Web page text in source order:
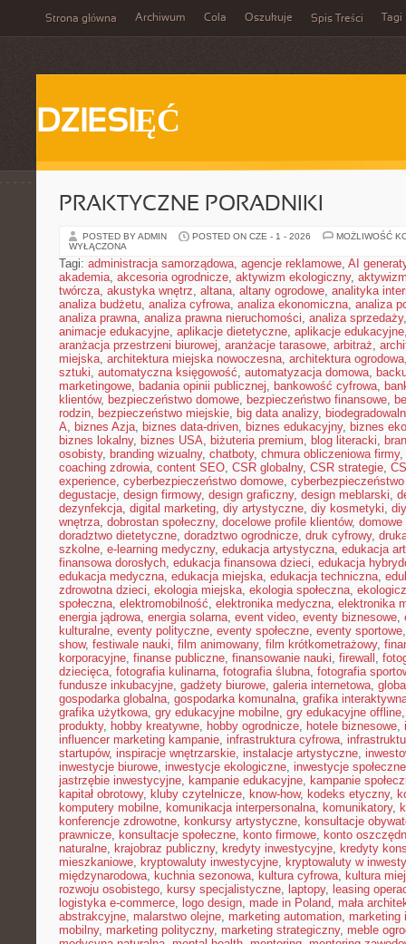
Strona główna Archiwum Cola Oszukuje Spis Treści Tagi
DZIESIĘĆ
PRAKTYCZNE PORADNIKI
POSTED BY ADMIN POSTED ON CZE - 1 - 2026
MOŻLIWOŚĆ
WYŁĄCZONA
Tagi: administracja samorządowa, agencje reklamowe, AI
akademia, akcesoria ogrodnicze, aktywizm ekologiczny,
twórcza, akustyka wnętrz, altana, altany ogrodowe, analityka
analiza budżetu, analiza cyfrowa, analiza ekonomiczna, analiza
analiza prawna, analiza prawna nieruchomości, analiza sprzedaży
animacje edukacyjne, aplikacje dietetyczne, aplikacje edukacyjne
aranżacja przestrzeni biurowej, aranżacje tarasowe, arbitraż,
miejska, architektura miejska nowoczesna, architektura ogrodowa
sztuki, automatyczna księgowość, automatyzacja domowa,
marketingowe, badania opinii publicznej, bankowość cyfrowa,
klientów, bezpieczeństwo domowe, bezpieczeństwo finansowe,
rodzin, bezpieczeństwo miejskie, big data analizy,
A, biznes Azja, biznes data-driven, biznes edukacyjny, biznes
biznes lokalny, biznes USA, biżuteria premium, blog literacki,
osobisty, branding wizualny, chatboty, chmura obliczeniowa firmy,
coaching zdrowia, content SEO, CSR globalny, CSR strategie,
experience, cyberbezpieczeństwo domowe,
degustacje, design firmowy, design graficzny, design meblarski,
dezynfekcja, digital marketing, diy artystyczne, diy kosmetyki,
wnętrza, dobrostan społeczny, docelowe profile klientów,
doradztwo dietetyczne, doradztwo ogrodnicze, druk cyfrowy,
szkolne, e-learning medyczny, edukacja artystyczna, edukacja
finansowa dorosłych, edukacja finansowa dzieci, edukacja
edukacja medyczna, edukacja miejska, edukacja techniczna,
zdrowotna dzieci, ekologia miejska, ekologia społeczna,
społeczna, elektromobilność, elektronika medyczna, elektronika
energia jądrowa, energia solarna, event video, eventy biznesowe,
kulturalne, eventy polityczne, eventy społeczne, eventy sportowe
show, festiwale nauki, film animowany, film krótkometrażowy,
korporacyjne, finanse publiczne, finansowanie nauki, firewall ,
dziecięca, fotografia kulinarna, fotografia ślubna, fotografia
fundusze inkubacyjne, gadżety biurowe, galeria internetowa,
gospodarka globalna, gospodarka komunalna, grafika
grafika użytkowa, gry edukacyjne mobilne, gry edukacyjne offline
produkty, hobby kreatywne, hobby ogrodnicze, hotele biznesowe,
influencer marketing kampanie, infrastruktura cyfrowa,
startupów, inspiracje wnętrzarskie, instalacje artystyczne,
inwestycje biurowe, inwestycje ekologiczne, inwestycje społeczne
jastrzębie inwestycyjne, kampanie edukacyjne, kampanie
kapitał obrotowy, kluby czytelnicze, know-how, kodeks etyczny,
komputery mobilne, komunikacja interpersonalna, komunikatory,
konferencje zdrowotne, konkursy artystyczne, konsultacje
prawnicze, konsultacje społeczne, konto firmowe, konto
naturalne, krajobraz publiczny, kredyty inwestycyjne, kredyty
mieszkaniowe, kryptowaluty inwestycyjne, kryptowaluty w
międzynarodowa, kuchnia sezonowa, kultura cyfrowa, kultura
rozwoju osobistego, kursy specjalistyczne, laptopy, leasing
logistyka e-commerce, logo design, made in Poland, mała
abstrakcyjne, malarstwo olejne, marketing automation, marketing
mobilny, marketing polityczny, marketing strategiczny, meble